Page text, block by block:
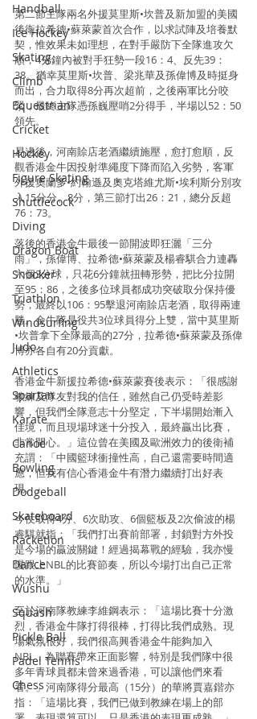
Handball
Ice Hockey
Skating
Climb
Equestrian
Cricket
Hockey
Figure Skating
Shuttlecock
Diving
Dragon Boat
Snooker
Triathlon
Windsurfing
Judo
Athletics
Spartan
Karate
Canoe
Bowling
Dodgeball
Skateboard
Racketlon
Dance
Wushu
Squash
Pickle Ball
Padel Tennis
Chess
第二節主隊兩名外援莫里斯•坎普及新加盟的美國
後衛拉希德•蘇萊蒙首次合作，以求試陣及培養默
契，惟效果未如理想，在對手嚴防下全隊進攻欠
順，4分鐘內被對手狂勢一段16：4、反先39：
38。猶幸莫里斯•坎普、梁兆華及孫偉博及時挺身
而出，合力取得8分再次超前，之後兩軍比分咬
緊，最終主隊憑孫巍壓哨2分得手，半場以52：50
領先。
易邊後，河南賒店老酒繼續施壓，愈打愈順，反
觀香港金牛因投射準繩度下降而陷入劣勢，客軍
外援奧蘭多•約翰遜及奧克塔維尤斯•埃利斯分別攻
入15分分、8分，第三節打出26：21，總分反超
76：73。
落後的香港金牛最後一節開波即狂灑「三分
雨」，孫偉博、拉希德•蘇萊蒙及楊睿騏合力連轟
六個3分球，只花6分鐘就扭轉形勢，把比分拉開
至95：86，之後多位球員都成功突破取分保持優
勢，最終以106：95擊退河南賒店老酒，取得兩連
勝。金牛隊是役共3位球員得分上雙，當中莫里斯
•坎普拿下全隊最高的27分，拉希德•蘇萊蒙及孫偉
博亦各自有20分貢獻。
香港金牛新援拉希德•蘇萊蒙賽後表示：「很感謝
教練及隊友對我的信任，雖然自己仍受時差影
響，但我們全隊意志十分堅定，下半場開始漸入
佳境，而且現場球迷十分投入，最終贏出比賽，
非常開心。」這位曾在美國及歐洲效力的後衛補
充謂：「中國籃球衝撞性高，自己還需要時間適
應，但我有信心香港金牛有潛力繼續打出好表
現。」
今仗取得4分、6次助攻、6個籃板及2次偷波的楊
睿騏就指：「我們打出賽前部署，封鎖對方外投
是今場的贏波關鍵！經過揭幕戰的經驗，我亦慢
慢跟上NBL的比賽節奏，所以今場打出自己正常
的水準。」
至於河南隊教練李維鋼表示：「這場比賽十分激
烈，香港金牛隊打得很棒，打得比我們成熟。現
場氣氛很好，我們很高興香港金牛能夠加入
NBL，為聯賽帶來正面影響，特別是我們隊中很
多年青球員都未曾來過香港，可以讓他們來看
看。」河南隊得分最高（15分）的華將賈嘉鍇亦
指：「這場比賽，我們已做到教練在場上的部